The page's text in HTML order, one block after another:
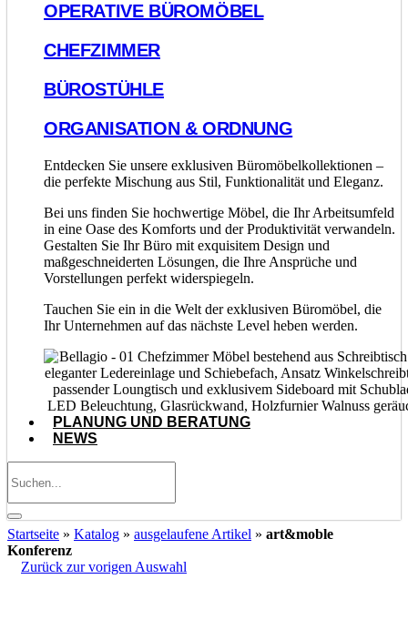
OPERATIVE BÜROMÖBEL
CHEFZIMMER
BÜROSTÜHLE
ORGANISATION & ORDNUNG
Entdecken Sie unsere exklusiven Büromöbelkollektionen –
die perfekte Mischung aus Stil, Funktionalität und Eleganz.
Bei uns finden Sie hochwertige Möbel, die Ihr Arbeitsumfeld
in eine Oase des Komforts und der Produktivität verwandeln.
Gestalten Sie Ihr Büro mit exquisitem Design und
maßgeschneiderten Lösungen, die Ihre Ansprüche und
Vorstellungen perfekt widerspiegeln.
Tauchen Sie ein in die Welt der exklusiven Büromöbel, die
Ihr Unternehmen auf das nächste Level heben werden.
PLANUNG UND BERATUNG
NEWS
Startseite » Katalog » ausgelaufene Artikel » art&moble
Konferenz
Zurück zur vorigen Auswahl